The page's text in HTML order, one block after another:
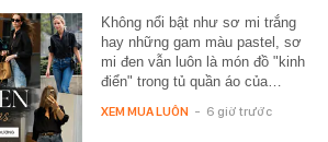
Không nổi bật như sơ mi trắng
hay những gam màu pastel, sơ
mi đen vẫn luôn là món đồ "kinh
điển" trong tủ quần áo của…
XEM MUA LUÔN - 6 giờ trước